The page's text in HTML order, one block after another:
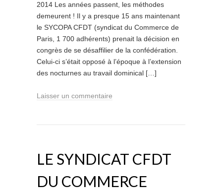
2014 Les années passent, les méthodes
demeurent ! Il y a presque 15 ans maintenant
le SYCOPA CFDT (syndicat du Commerce de
Paris, 1 700 adhérents) prenait la décision en
congrès de se désaffilier de la confédération.
Celui-ci s’était opposé à l’époque à l’extension
des nocturnes au travail dominical […]
Laisser un commentaire
LE SYNDICAT CFDT
DU COMMERCE